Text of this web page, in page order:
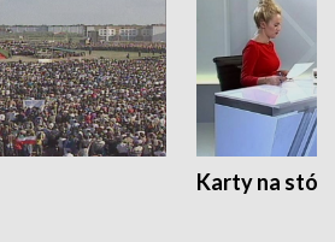
Karty na